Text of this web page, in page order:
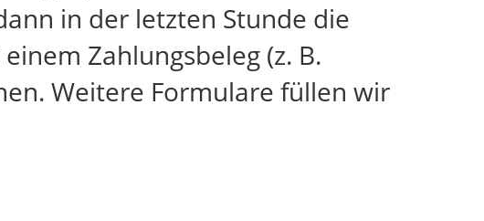
in der letzten Stunde die
Zahlungsbeleg (z. B.
Weitere Formulare füllen wir